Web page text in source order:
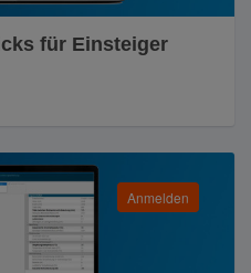
für Einsteiger
Anmelden